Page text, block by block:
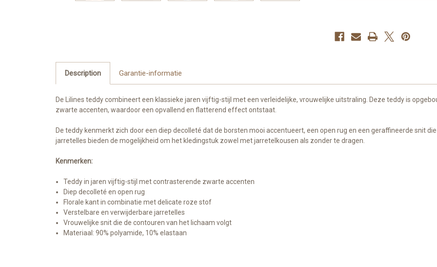
Description Garantie-informatie
De Lilines teddy combineert een klassieke jaren vijftig-stijl met een verleidelijke, vrouwelijke uitstraling. Deze teddy is
zwarte accenten, waardoor een opvallend en flatterend effect ontstaat.
De teddy kenmerkt zich door een diep decolleté dat de borsten mooi accentueert, een open rug en een geraffineerde snit
jarretelles bieden de mogelijkheid om het kledingstuk zowel met jarretelkousen als zonder te dragen.
Kenmerken:
Teddy in jaren vijftig-stijl met contrasterende zwarte accenten
Diep decolleté en open rug
Florale kant in combinatie met delicate roze stof
Verstelbare en verwijderbare jarretelles
Vrouwelijke snit die de contouren van het lichaam volgt
Materiaal: 90% polyamide, 10% elastaan